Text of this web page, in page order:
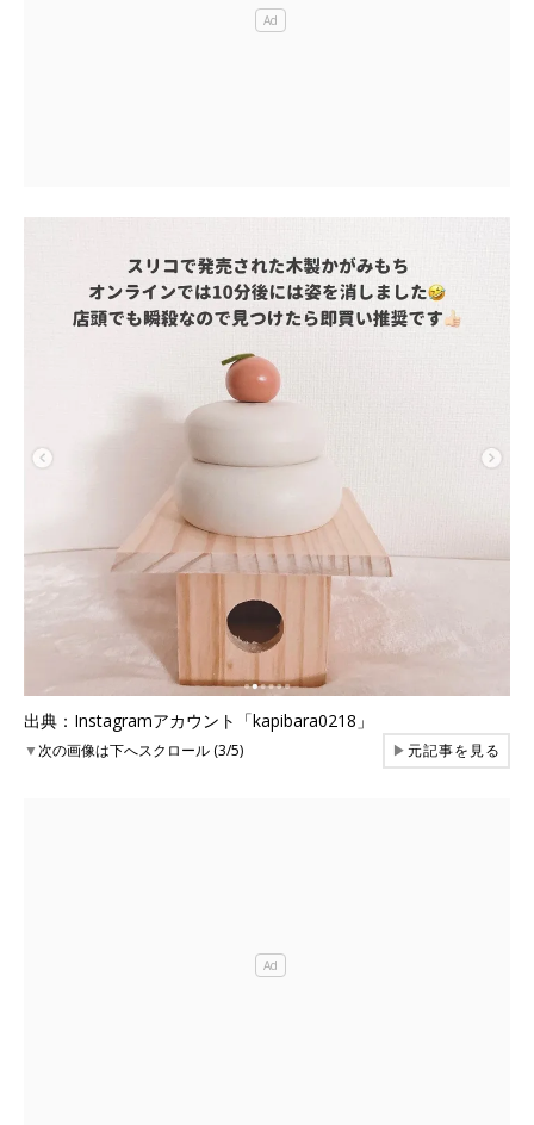
出典：Instagramアカウント「kapibara0218」
▼次の画像は下へスクロール (3/5) ▶元記事を見る